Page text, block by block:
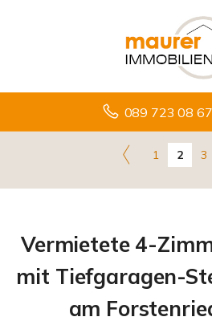
089 723 08
1 2 3
Vermietete 4-
mit Tiefgaragen-
am